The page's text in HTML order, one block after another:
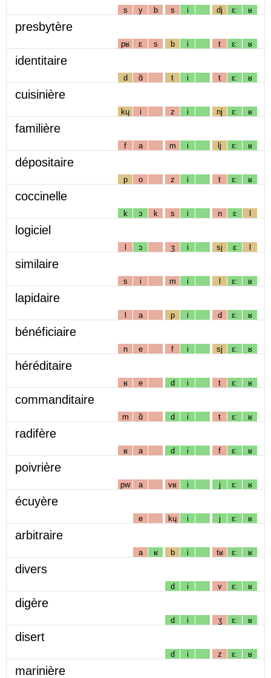
s y b s i dj ɛː ʁ
presbytère
pʁ ɛ s b i t ɛː ʁ
identitaire
d ɑ̃ t i t ɛː ʁ
cuisinière
kɥ i z i nj ɛː ʁ
familière
f a m i lj ɛː ʁ
dépositaire
p o z i t ɛː ʁ
coccinelle
k ɔ k s i n ɛ l
logiciel
l ɔ ʒ i sj ɛ l
similaire
s i m i l ɛː ʁ
lapidaire
l a p i d ɛː ʁ
bénéficiaire
n e f i sj ɛː ʁ
héréditaire
ʁ e d i t ɛː ʁ
commanditaire
m ɑ̃ d i t ɛː ʁ
radifère
ʁ a d i f ɛː ʁ
poivrière
pw a vʁ i j ɛː ʁ
écuyère
e kɥ i j ɛː ʁ
arbitraire
a ʁ b i tʁ ɛː ʁ
divers
d i v ɛː ʁ
digère
d i ʒ ɛː ʁ
disert
d i z ɛː ʁ
marinière